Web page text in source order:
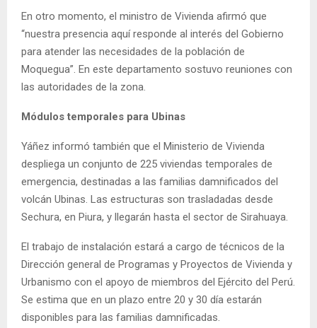
En otro momento, el ministro de Vivienda afirmó que
“nuestra presencia aquí responde al interés del Gobierno
para atender las necesidades de la población de
Moquegua”. En este departamento sostuvo reuniones con
las autoridades de la zona.
Módulos temporales para Ubinas
Yáñez informó también que el Ministerio de Vivienda
despliega un conjunto de 225 viviendas temporales de
emergencia, destinadas a las familias damnificados del
volcán Ubinas. Las estructuras son trasladadas desde
Sechura, en Piura, y llegarán hasta el sector de Sirahuaya.
El trabajo de instalación estará a cargo de técnicos de la
Dirección general de Programas y Proyectos de Vivienda y
Urbanismo con el apoyo de miembros del Ejército del Perú.
Se estima que en un plazo entre 20 y 30 día estarán
disponibles para las familias damnificadas.